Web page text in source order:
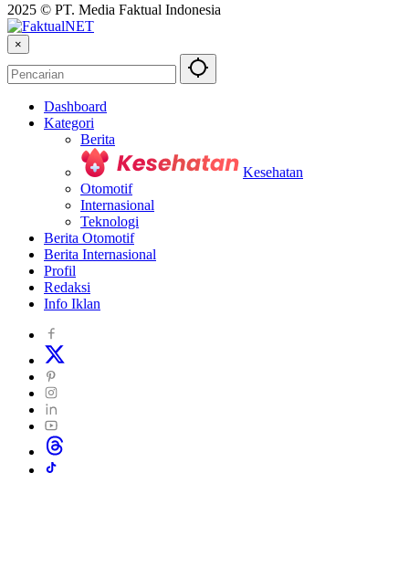
2025 © PT. Media Faktual Indonesia
×
Dashboard
Kategori
Berita
Kesehatan
Otomotif
Internasional
Teknologi
Berita Otomotif
Berita Internasional
Profil
Redaksi
Info Iklan